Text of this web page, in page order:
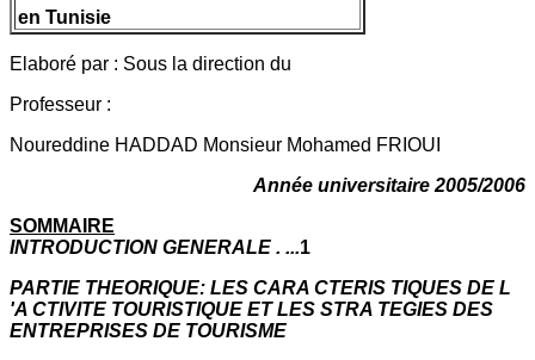
en Tunisie
Elaboré par : Sous la direction du
Professeur :
Noureddine HADDAD Monsieur Mohamed FRIOUI
Année universitaire 2005/2006
SOMMAIRE
INTRODUCTION GENERALE . ...1
PARTIE THEORIQUE: LES CARA CTERIS TIQUES DE L
'A CTIVITE TOURISTIQUE ET LES STRA TEGIES DES
ENTREPRISES DE TOURISME